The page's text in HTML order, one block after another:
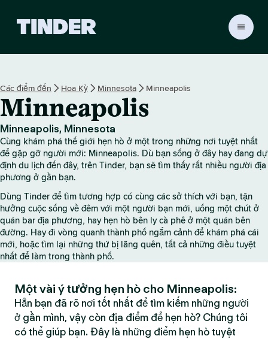
c
h
ủ
T
i
n
d
Các điểm đến Hoa Kỳ Minnesota Minneapolis
Minneapolis
Minneapolis, Minnesota
Cùng khám phá thế giới hẹn hò ở một trong những nơi tuyệt nhất
để gặp gỡ người mới: Minneapolis. Dù bạn sống ở đây hay đang dự
định du lịch đến đây, trên Tinder, bạn sẽ tìm thấy rất nhiều người địa
phương ở gần bạn.
Dùng Tinder để tìm tương hợp có cùng các sở thích với bạn, tận
hưởng cuộc sống về đêm với một người bạn mới, uống một chút ở
quán bar địa phương, hay hẹn hò bên ly cà phê ở một quán bên
đường. Hay đi vòng quanh thành phố ngắm cảnh để khám phá cái
mới, hoặc tìm lại những thứ bị lãng quên, tất cả những điều tuyệt
nhất để làm trong thành phố.
Một vài ý tưởng hẹn hò cho Minneapolis:
Hẳn bạn đã rõ nơi tốt nhất để tìm kiếm những người
ở gần mình, vậy còn địa điểm để hẹn hò? Chúng tôi
có thể giúp bạn. Đây là những điểm hẹn hò tuyệt